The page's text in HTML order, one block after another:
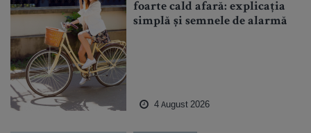
foarte cald afară: explicația
simplă și semnele de alarmă
4 August 2026